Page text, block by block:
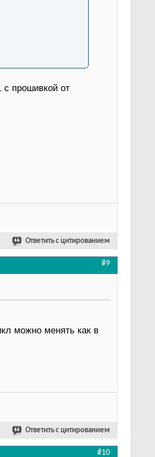
прошивкой от
Ответить с цитированием
#9
можно менять как в
Ответить с цитированием
#10